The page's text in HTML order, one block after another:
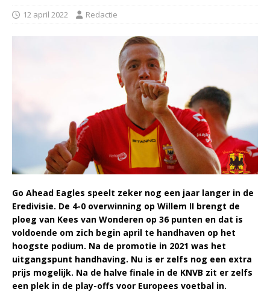
12 april 2022 Redactie
Go Ahead Eagles speelt zeker nog een jaar langer in de
Eredivisie. De 4-0 overwinning op Willem II brengt de
ploeg van Kees van Wonderen op 36 punten en dat is
voldoende om zich begin april te handhaven op het
hoogste podium. Na de promotie in 2021 was het
uitgangspunt handhaving. Nu is er zelfs nog een extra
prijs mogelijk. Na de halve finale in de KNVB zit er zelfs
een plek in de play-offs voor Europees voetbal in.